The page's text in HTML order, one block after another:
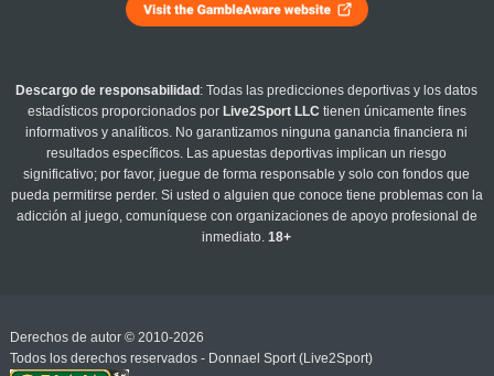
Descargo de responsabilidad : Todas las predicciones deportivas y los datos
estadísticos proporcionados por Live2Sport LLC tienen únicamente fines
informativos y analíticos. No garantizamos ninguna ganancia financiera ni
resultados específicos. Las apuestas deportivas implican un riesgo
significativo; por favor, juegue de forma responsable y solo con fondos que
pueda permitirse perder. Si usted o alguien que conoce tiene problemas con la
adicción al juego, comuníquese con organizaciones de apoyo profesional de
inmediato.18+
Derechos de autor © 2010-2026
Todos los derechos reservados - Donnael Sport (Live2Sport)